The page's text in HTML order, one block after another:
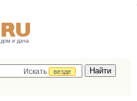
дом и дача
Искать
везде